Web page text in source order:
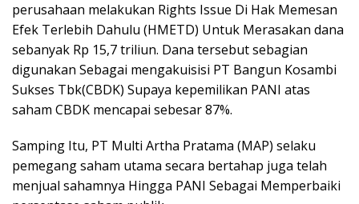
perusahaan melakukan Rights Issue Di Hak Memesan
Efek Terlebih Dahulu (HMETD) Untuk Merasakan dana
sebanyak Rp 15,7 triliun. Dana tersebut sebagian
digunakan Sebagai mengakuisisi PT Bangun Kosambi
Sukses Tbk(CBDK) Supaya kepemilikan PANI atas
saham CBDK mencapai sebesar 87%.
Samping Itu, PT Multi Artha Pratama (MAP) selaku
pemegang saham utama secara bertahap juga telah
menjual sahamnya Hingga PANI Sebagai Memperbaiki